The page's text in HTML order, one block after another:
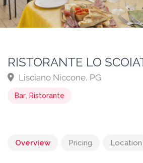
RISTORANTE LO
Lisciano Niccone, PG
Bar Ristorante
Overview Pricing Location